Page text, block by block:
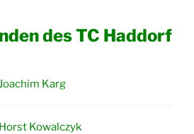
des TC Haddorf
Karg
Horst Kowalczyk